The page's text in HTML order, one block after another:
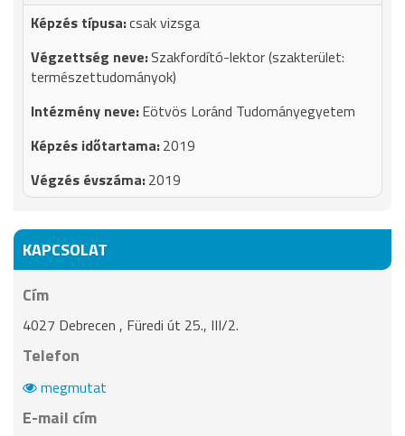
csak vizsga
Szakfordító-lektor (szakterület:
természettudományok)
Eötvös Loránd Tudományegyetem
2019
2019
KAPCSOLAT
Cím
4027 Debrecen , Füredi út 25., III/2.
Telefon
megmutat
E-mail cím